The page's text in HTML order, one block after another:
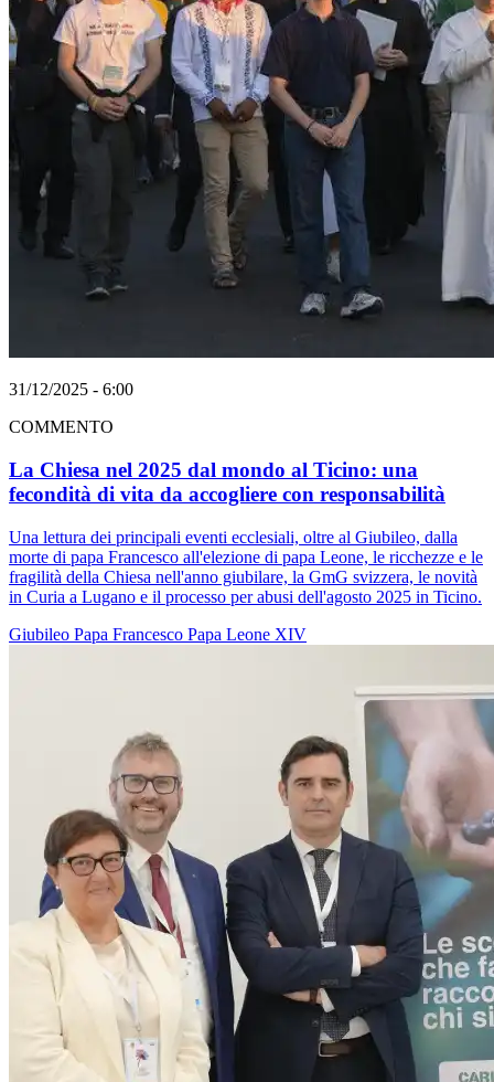
31/12/2025 - 6:00
COMMENTO
La Chiesa nel 2025 dal mondo al Ticino: una
fecondità di vita da accogliere con responsabilità
Una lettura dei principali eventi ecclesiali, oltre al Giubileo, dalla
morte di papa Francesco all'elezione di papa Leone, le ricchezze e le
fragilità della Chiesa nell'anno giubilare, la GmG svizzera, le novità
in Curia a Lugano e il processo per abusi dell'agosto 2025 in Ticino.
Giubileo Papa Francesco Papa Leone XIV